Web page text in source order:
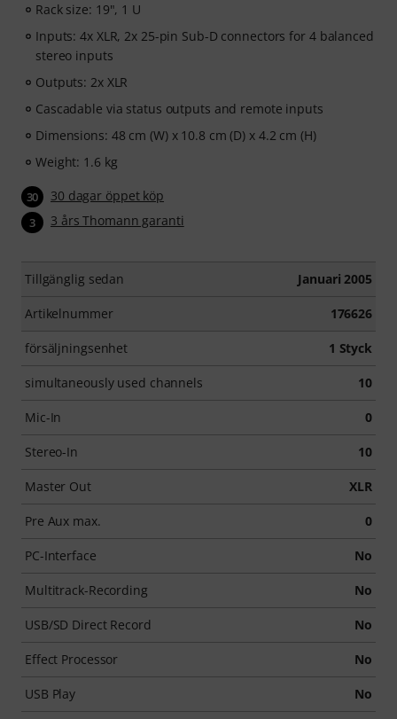
Rack size: 19", 1 U
Inputs: 4x XLR, 2x 25-pin Sub-D connectors for 4 balanced
stereo inputs
Outputs: 2x XLR
Cascadable via status outputs and remote inputs
Dimensions: 48 cm (W) x 10.8 cm (D) x 4.2 cm (H)
Weight: 1.6 kg
30 30 dagar öppet köp
3 3 års Thomann garanti
Tillgänglig sedan Januari 2005
Artikelnummer 176626
försäljningsenhet 1 Styck
simultaneously used channels 10
Mic-In 0
Stereo-In 10
Master Out XLR
Pre Aux max. 0
PC-Interface No
Multitrack-Recording No
USB/SD Direct Record No
Effect Processor No
USB Play No